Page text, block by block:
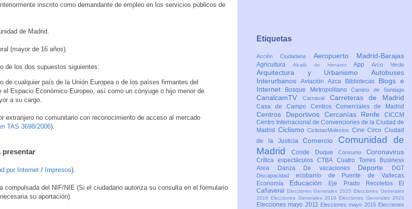
inscrito como demandante de empleo en los servicios públicos de
de Madrid.
(mayor de 16 años).
de los dos supuestos siguientes:
de cualquier país de la Unión Europea o de los países firmantes del
el Espacio Económico Europeo, así como un cónyuge o hijo menor de
a su cargo.
extranjero no comunitario con reconocimiento de acceso al mercado
TAS 3698/2006).
presentar
por Internet / Impresos).
compulsada del NIF/NIE (Si el ciudadano autoriza su consulta en el formulario
su aportación).
Etiquetas
Acción Ciudadana Aeropuerto Madrid-Barajas
Agricultura Alcalá de HenaresAppArco Verde
Arquitectura y Urbanismo Autobuses
Interurbanos Aviación Azca Bibliotecas Blogs e
Internet
Bosque MetropolitanoCamino de Santiago
CanalcamTV Carnaval Carreteras de Madrid
Casa de Campo Centros Comerciales de Madrid
Centros Deportivos Cercanías Renfe CICCM
Centro Internacional de Convenciones de la Ciudad de
Madrid CiclismoCiclistasMolestos CineCircoCiudad
de la JusticiaComercio Comunidad de
MadridConde Duque Consumo Coronavirus
Crítica espectáculosCTBA Cuatro Torres Business
Area
Danza De vacaciones Deporte DGT
Discapacidad ecobarrio de Puente de Vallecas
Economía Educación Eje Prado Recoletos
El
Cañaveral
Elecciones Generales 2015 Elecciones Generales
2016 Elecciones Generales 2019 Elecciones Generales 2023
Elecciones mayo 2011 Elecciones mayo 2015 Elecciones